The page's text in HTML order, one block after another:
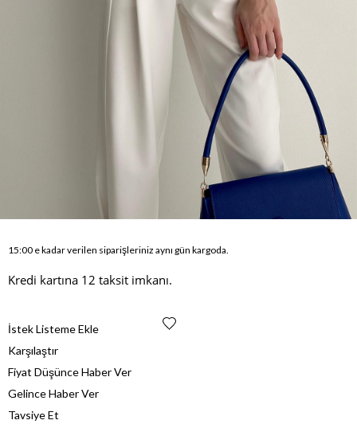
15:00 e kadar verilen siparişleriniz aynı gün kargoda.
Kredi kartına 12 taksit imkanı.
İstek Listeme Ekle
Karşılaştır
Fiyat Düşünce Haber Ver
Gelince Haber Ver
Tavsiye Et